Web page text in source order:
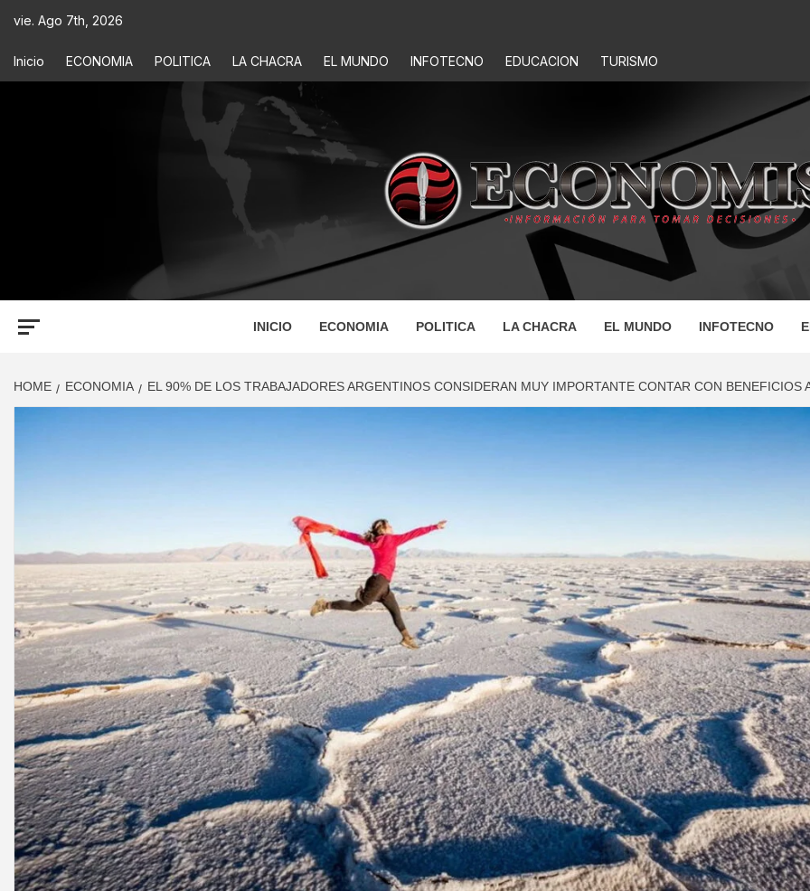
vie. Ago 7th, 2026
Inicio ECONOMIA POLITICA LA CHACRA EL MUNDO INFOTECNO EDUCACION TURISMO
ECONOMIS
INICIO ECONOMIA POLITICA LA CHACRA EL MUNDO INFOTECNO
HOME ECONOMIA EL 90% DE LOS TRABAJADORES ARGENTINOS CONSIDERAN MUY IMPORTANTE CONTAR CON BENEFICIOS